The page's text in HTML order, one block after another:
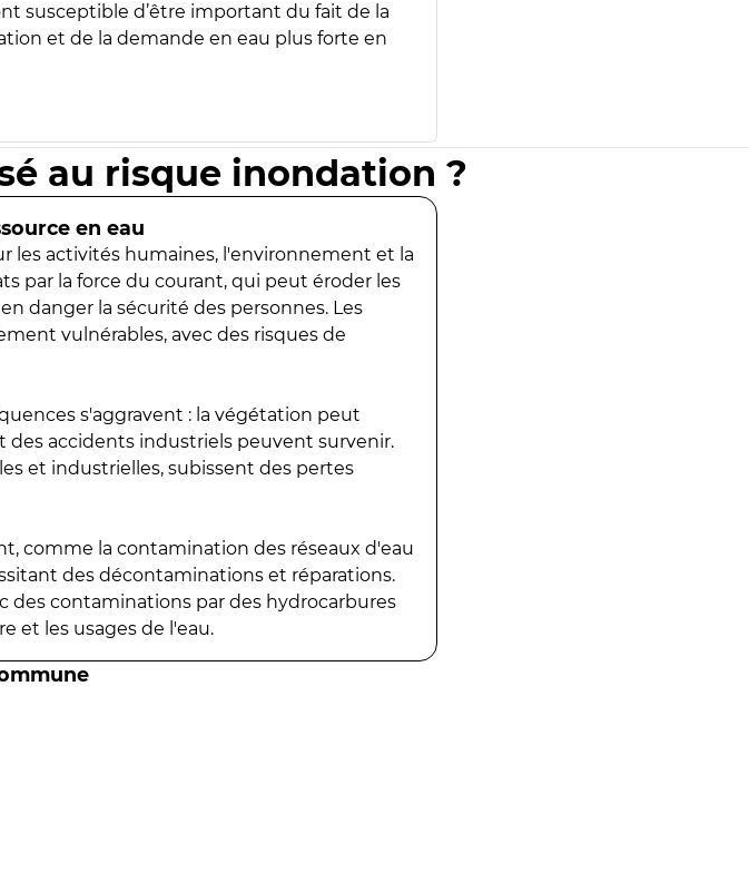
susceptible d’être important du fait de la
et de la demande en eau plus forte en
au risque inondation ?
en eau
les activités humaines, l'environnement et la
par la force du courant, qui peut éroder les
danger la sécurité des personnes. Les
vulnérables, avec des risques de
s'aggravent : la végétation peut
des accidents industriels peuvent survenir.
et industrielles, subissent des pertes
comme la contamination des réseaux d'eau
des décontaminations et réparations.
des contaminations par des hydrocarbures
et les usages de l'eau.